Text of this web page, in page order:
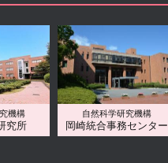
機構
究所
自然科学研究機構
岡崎統合事務センター